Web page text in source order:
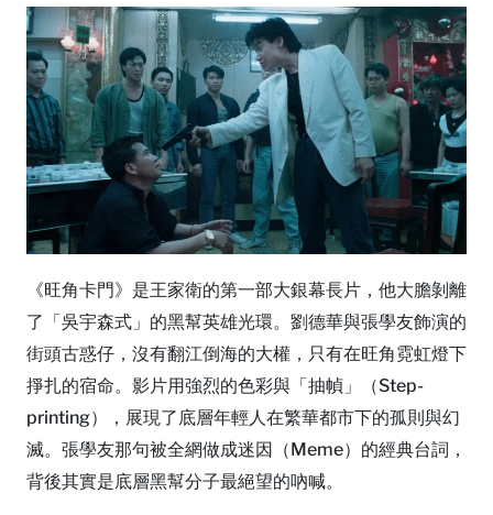
《旺角卡門》是王家衛的第一部大銀幕長片，他大膽剝離
了「吳宇森式」的黑幫英雄光環。劉德華與張學友飾演的
街頭古惑仔，沒有翻江倒海的大權，只有在旺角霓虹燈下
掙扎的宿命。影片用強烈的色彩與「抽幀」（Step-
printing），展現了底層年輕人在繁華都市下的孤則與幻
滅。張學友那句被全網做成迷因（Meme）的經典台詞，
背後其實是底層黑幫分子最絕望的吶喊。